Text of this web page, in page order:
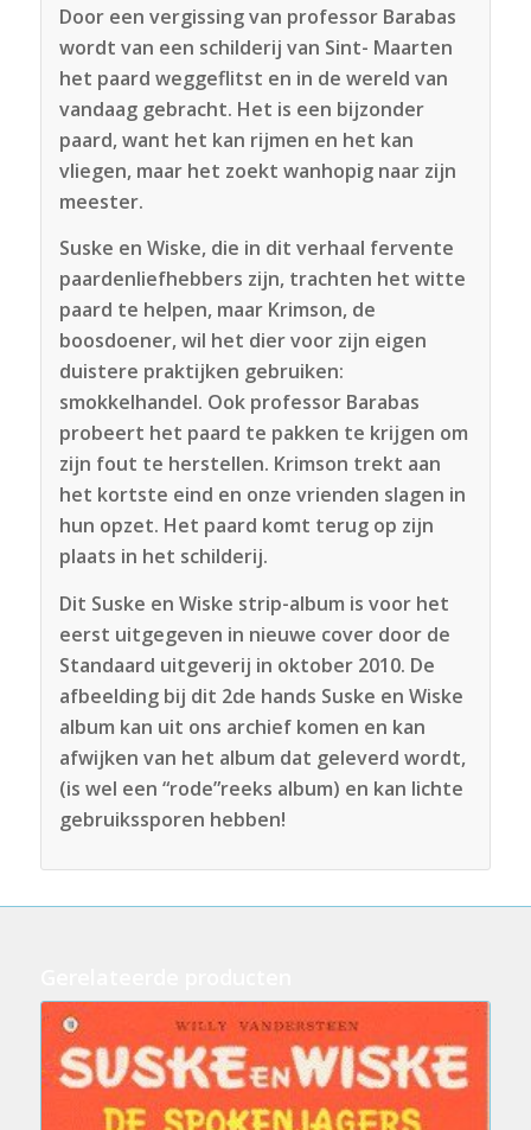
Door een vergissing van professor Barabas
wordt van een schilderij van Sint- Maarten
het paard weggeflitst en in de wereld van
vandaag gebracht. Het is een bijzonder
paard, want het kan rijmen en het kan
vliegen, maar het zoekt wanhopig naar zijn
meester.
Suske en Wiske, die in dit verhaal fervente
paardenliefhebbers zijn, trachten het witte
paard te helpen, maar Krimson, de
boosdoener, wil het dier voor zijn eigen
duistere praktijken gebruiken:
smokkelhandel. Ook professor Barabas
probeert het paard te pakken te krijgen om
zijn fout te herstellen. Krimson trekt aan
het kortste eind en onze vrienden slagen in
hun opzet. Het paard komt terug op zijn
plaats in het schilderij.
Dit Suske en Wiske strip-album is voor het
eerst uitgegeven in nieuwe cover door de
Standaard uitgeverij in oktober 2010. De
afbeelding bij dit 2de hands Suske en Wiske
album kan uit ons archief komen en kan
afwijken van het album dat geleverd wordt,
(is wel een “rode”reeks album) en kan lichte
gebruikssporen hebben!